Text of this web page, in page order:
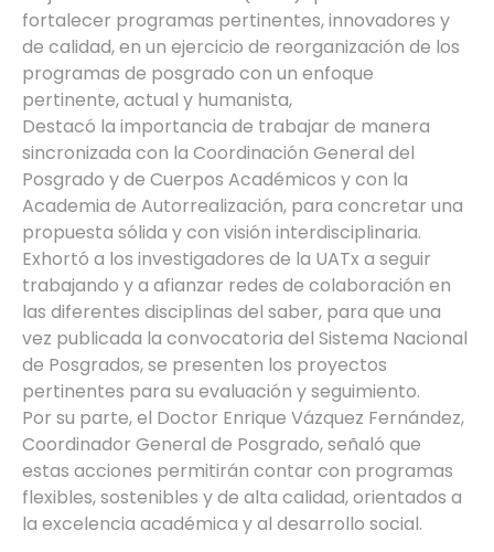
fortalecer programas pertinentes, innovadores y
de calidad, en un ejercicio de reorganización de los
programas de posgrado con un enfoque
pertinente, actual y humanista,
Destacó la importancia de trabajar de manera
sincronizada con la Coordinación General del
Posgrado y de Cuerpos Académicos y con la
Academia de Autorrealización, para concretar una
propuesta sólida y con visión interdisciplinaria.
Exhortó a los investigadores de la UATx a seguir
trabajando y a afianzar redes de colaboración en
las diferentes disciplinas del saber, para que una
vez publicada la convocatoria del Sistema Nacional
de Posgrados, se presenten los proyectos
pertinentes para su evaluación y seguimiento.
Por su parte, el Doctor Enrique Vázquez Fernández,
Coordinador General de Posgrado, señaló que
estas acciones permitirán contar con programas
flexibles, sostenibles y de alta calidad, orientados a
la excelencia académica y al desarrollo social.